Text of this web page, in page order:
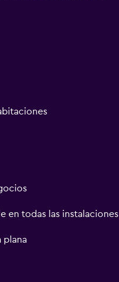
en todas las instalaciones
plana